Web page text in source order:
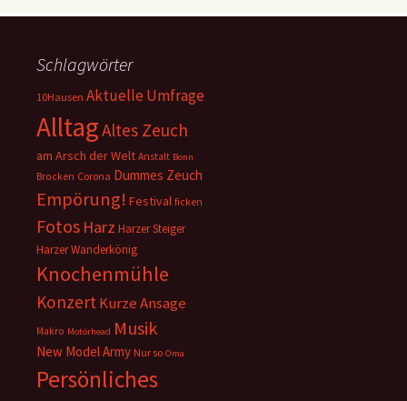
Schlagwörter
10Hausen Aktuelle Umfrage
AlltagAltes Zeuch
am Arsch der Welt Anstalt Bonn
Brocken Corona Dummes Zeuch
Empörung! Festival ficken
Fotos Harz Harzer Steiger
Harzer Wanderkönig
Knochenmühle
KonzertKurze Ansage
Makro Motörhead Musik
New Model Army Nur so Oma
Persönliches